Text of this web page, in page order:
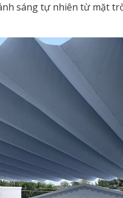
sáng tự nhiên từ mặt